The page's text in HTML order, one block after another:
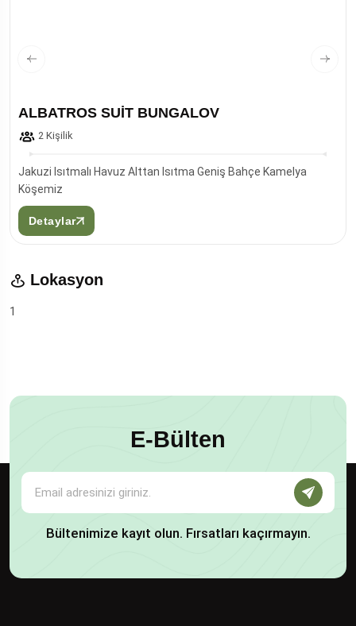
ALBATROS SUİT BUNGALOV
2 Kişilik
Jakuzi Isıtmalı Havuz Alttan Isıtma Geniş Bahçe Kamelya
Köşemiz
Detaylar
Lokasyon
1
E-Bülten
Bültenimize kayıt olun. Fırsatları kaçırmayın.